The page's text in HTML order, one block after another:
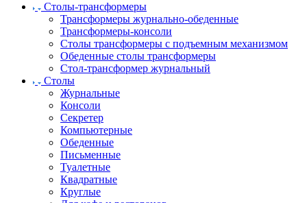
Столы-трансформеры
Трансформеры журнально-обеденные
Трансформеры-консоли
Столы трансформеры с подъемным механизмом
Обеденные столы трансформеры
Стол-трансформер журнальный
Столы
Журнальные
Консоли
Секретер
Компьютерные
Обеденные
Письменные
Туалетные
Квадратные
Круглые